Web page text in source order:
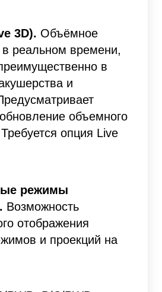
3D). Объёмное
в реальном времени,
в
и
объемного
опция Live
режимы
Возможность
отображения
и проекций на